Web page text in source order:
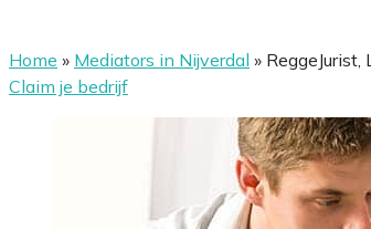
Home » Mediators in Nijverdal »
Claim je bedrijf